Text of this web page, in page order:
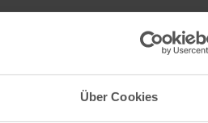
Über Cookies